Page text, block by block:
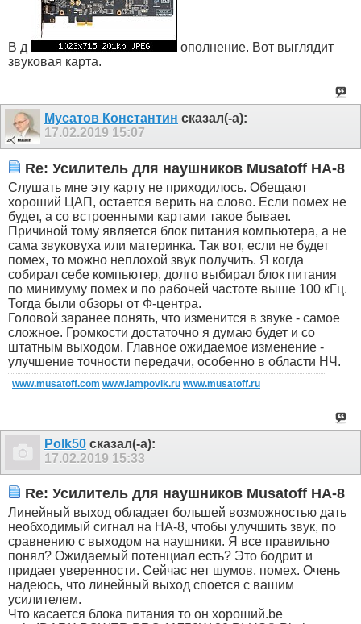
В д
ополнение. Вот выглядит
звуковая карта.
Мусатов Константин сказал(-а):
17.02.2019 15:07
Re: Усилитель для наушников Musatoff HA-8
Слушать мне эту карту не приходилось. Обещают
хороший ЦАП, остается верить на слово. Если помех не
будет, а со встроенными картами такое бывает.
Причиной тому является блок питания компьютера, а не
сама звуковуха или материнка. Так вот, если не будет
помех, то можно неплохой звук получить. Я когда
собирал себе компьютер, долго выбирал блок питания
по минимуму помех и по рабочей частоте выше 100 кГц.
Тогда были обзоры от Ф-центра.
Головой заранее понять, что изменится в звуке - самое
сложное. Громкости достаточно я думаю будет и со
штатным выходом. Главное ожидаемое изменение -
улучшение точности передачи, особенно в области НЧ.
www.musatoff.com www.lampovik.ru www.musatoff.ru
Polk50 сказал(-а):
17.02.2019 15:33
Re: Усилитель для наушников Musatoff HA-8
Линейный выход обладает большей возможностью дать
необходимый сигнал на НА-8, чтобы улучшить звук, по
сравнению с выходом на наушники. Я все правильно
понял? Ожидаемый потенциал есть? Это бодрит и
придает уверенности. Сейчас нет шумов, помех. Очень
надеюсь, что линейный выход споется с вашим
усилителем.
Что касается блока питания то он хороший.be